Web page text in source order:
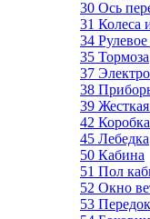
30 Ось
31 Колеса
34
35 Тормоза
37
38
39
42
45 Лебедка
50 Кабина
51 Пол
52 Окно
53